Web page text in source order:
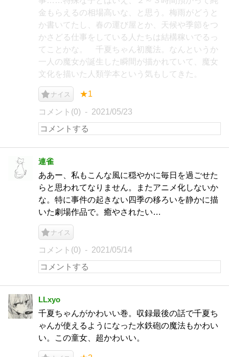
金もらえるの相場高いな、と思う。梅雨がどうと
か書いてたし、春の運び屋とか、天候や季節をつ
かさどる仕事をしている人たちは結構稼いでるっ
てことかな。 千夏ちゃん初魔法。なんというか
一人の魔女が誕生した瞬間が描かれていて、魔女
文化を描いた人類学本という気もしてきた。
ナイス ★1
コメント(0) 2021/05/23
連雀
ああー、私もこんな風に穏やかに毎日を過ごせた
らと思われてなりません。またアニメ化しないか
な。特に事件の起きない四季の移ろいを静かに描
いた劇場作品で。癒やされたい…
ナイス
コメント(0) 2021/05/14
LLxyo
千夏ちゃんがかわいい巻。収録最後の話で千夏ち
ゃんが使えるようになった水鉄砲の魔法もかわい
い。この童女、超かわいい。